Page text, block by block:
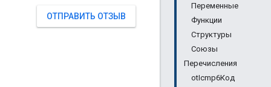
Переменные
Функции
Структуры
Союзы
Перечисления
otIcmp6Код
ОТПРАВИТЬ ОТЗЫВ